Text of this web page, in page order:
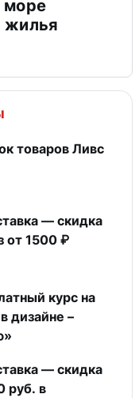
море
жилья
товаров Ливс
— скидка
от 1500 ₽
курс на
дизайне –
— скидка
руб. в